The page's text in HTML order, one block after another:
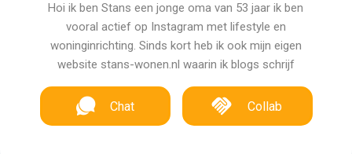
Hoi ik ben Stans een jonge oma van 53 jaar ik ben
vooral actief op Instagram met lifestyle en
woninginrichting. Sinds kort heb ik ook mijn eigen
website stans-wonen.nl waarin ik blogs schrijf
Chat Collab